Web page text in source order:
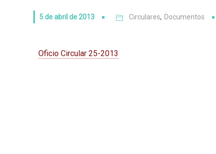
5 de abril de 2013 Circulares, Documentos
Oficio Circular 25-2013